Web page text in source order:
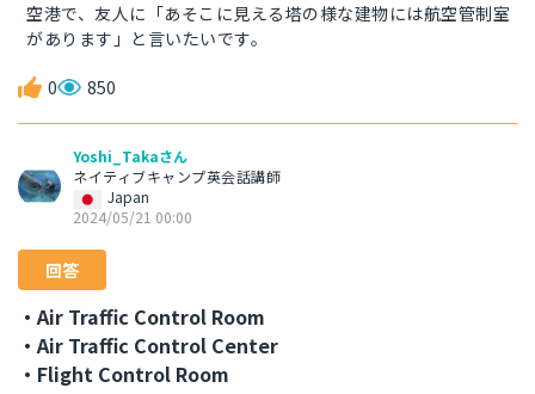
空港で、友人に「あそこに見える塔の様な建物には航空管制室
があります」と言いたいです。
0 850
Yoshi_Takaさん
ネイティブキャンプ英会話講師
Japan
2024/05/21 00:00
回答
・Air Traffic Control Room
・Air Traffic Control Center
・Flight Control Room